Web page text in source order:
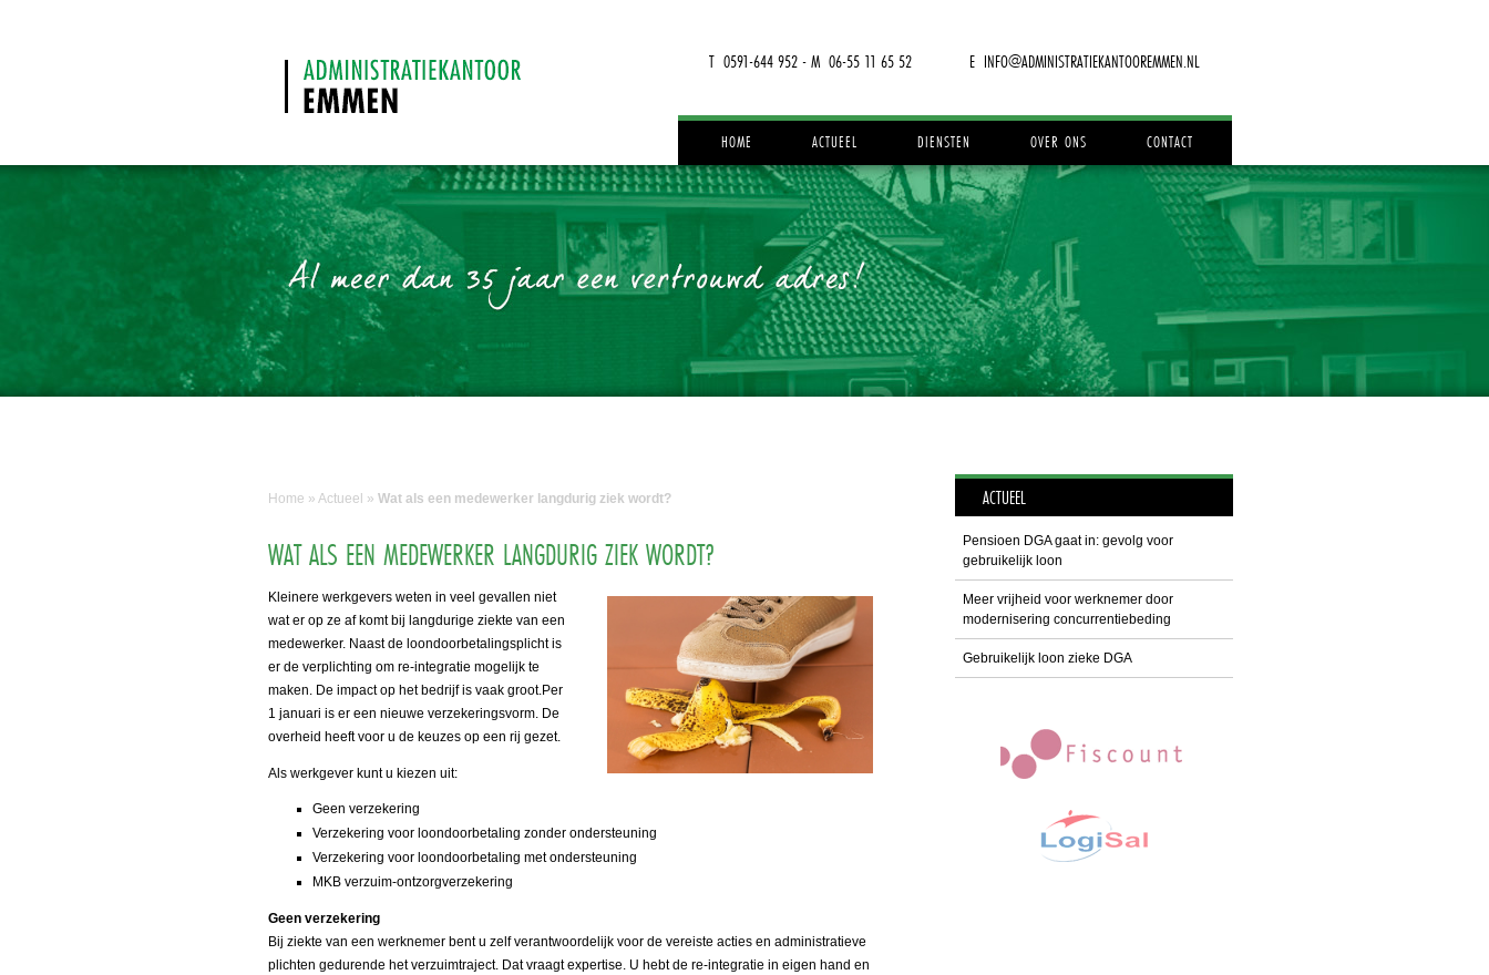
T 0591-644 952 - M 06-55 11 65 52 E INFO@ADMINISTRATIEKANTOOREMMEN.NL
HOME ACTUEEL DIENSTEN OVER ONS CONTACT
Home » Actueel » Wat als een medewerker langdurig ziek wordt?
WAT ALS EEN MEDEWERKER LANGDURIG ZIEK WORDT?
Kleinere werkgevers weten in veel gevallen niet
wat er op ze af komt bij langdurige ziekte van een
medewerker. Naast de loondoorbetalingsplicht is
er de verplichting om re-integratie mogelijk te
maken. De impact op het bedrijf is vaak groot.Per
1 januari is er een nieuwe verzekeringsvorm. De
overheid heeft voor u de keuzes op een rij gezet.
Als werkgever kunt u kiezen uit:
Geen verzekering
Verzekering voor loondoorbetaling zonder ondersteuning
Verzekering voor loondoorbetaling met ondersteuning
MKB verzuim-ontzorgverzekering
Geen verzekering
Bij ziekte van een werknemer bent u zelf verantwoordelijk voor de vereiste acties en administratieve
plichten gedurende het verzuimtraject. Dat vraagt expertise. U hebt de re-integratie in eigen hand en
ACTUEEL
Pensioen DGA gaat in: gevolg voor
gebruikelijk loon
Meer vrijheid voor werknemer door
modernisering concurrentiebeding
Gebruikelijk loon zieke DGA